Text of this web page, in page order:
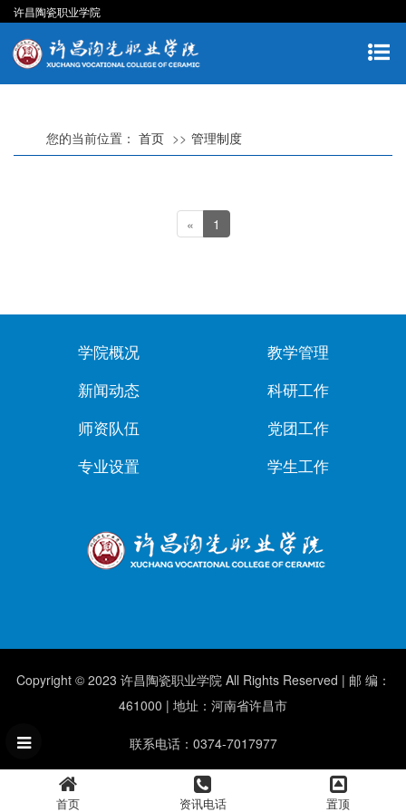
许昌陶瓷职业学院
您的当前位置： 首页 管理制度
« 1
学院概况
新闻动态
师资队伍
专业设置
教学管理
科研工作
党团工作
学生工作
Copyright © 2023 许昌陶瓷职业学院 All Rights Reserved | 邮 编：
461000 | 地址：河南省许昌市
联系电话：0374-7017977
首页 资讯电话 置顶